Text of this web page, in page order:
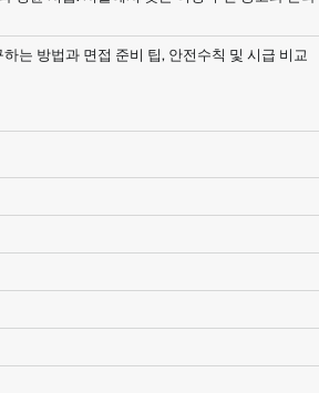
는 방법과 면접 준비 팁, 안전수칙 및 시급 비교